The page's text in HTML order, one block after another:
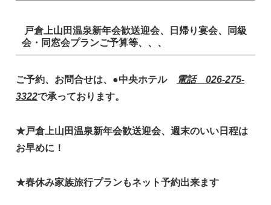
戸倉上山田温泉新年会歓送迎会、日帰り宴会、同級
会・同窓会プランご予算等、、、
ご予約、お問合せは、●中央ホテル
電話 026-275-
3322で承っております。
★戸倉上山田温泉新年会歓送迎会、週末のいい日程は
お早めに！
★春休み家族旅行プランもネット予約出来ます